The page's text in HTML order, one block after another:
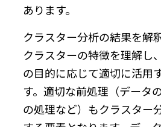
あります。
クラスター分析の結果を解
クラスターの特徴を理解し
の目的に応じて適切に活用
す。適切な前処理（データ
の処理など）もクラスター